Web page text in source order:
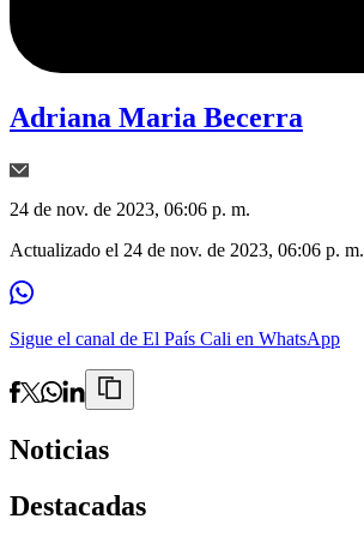
Adriana Maria Becerra
24 de nov. de 2023, 06:06 p. m.
Actualizado el 24 de nov. de 2023, 06:06 p. m.
Sigue el canal de El País Cali en WhatsApp
Noticias
Destacadas